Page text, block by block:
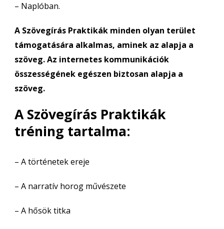
– Naplóban.
A Szövegírás Praktikák minden olyan terület
támogatására alkalmas, aminek az alapja a
szöveg. Az internetes kommunikációk
összességének egészen biztosan alapja a
szöveg.
A Szövegírás Praktikák
tréning tartalma:
– A történetek ereje
– A narratív horog művészete
– A hősök titka